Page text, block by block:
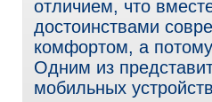
отличием, что
достоинствами
комфортом, а
Одним из
мобильных